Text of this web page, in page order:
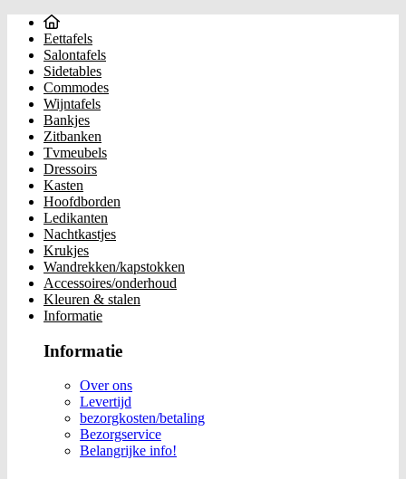
Eettafels
Salontafels
Sidetables
Commodes
Wijntafels
Bankjes
Zitbanken
Tvmeubels
Dressoirs
Kasten
Hoofdborden
Ledikanten
Nachtkastjes
Krukjes
Wandrekken/kapstokken
Accessoires/onderhoud
Kleuren & stalen
Informatie
Informatie
Over ons
Levertijd
bezorgkosten/betaling
Bezorgservice
Belangrijke info!